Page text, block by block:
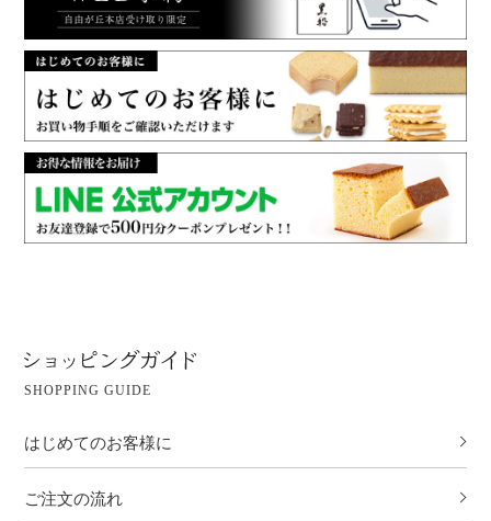
SHOPPING GUIDE
はじめてのお客様に
ご注文の流れ